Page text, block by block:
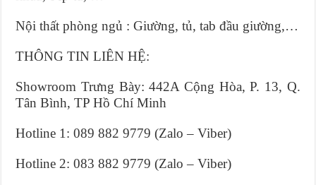
Nội thất phòng ngủ : Giường, tủ, tab đầu giường,…
THÔNG TIN LIÊN HỆ:
Showroom Trưng Bày: 442A Cộng Hòa, P. 13, Q.
Tân Bình, TP Hồ Chí Minh
Hotline 1: 089 882 9779 (Zalo – Viber)
Hotline 2: 083 882 9779 (Zalo – Viber)